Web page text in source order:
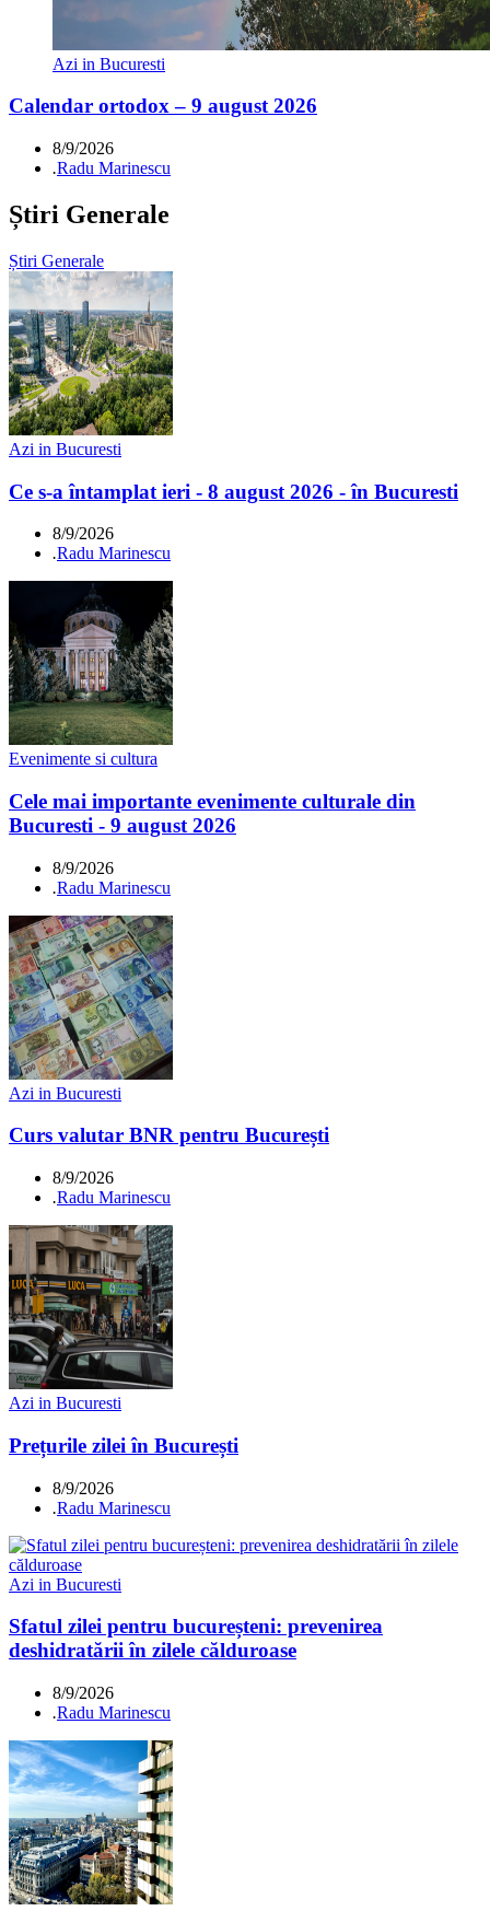
Azi in Bucuresti
Calendar ortodox – 9 august 2026
8/9/2026
.Radu Marinescu
Știri Generale
Știri Generale
Azi in Bucuresti
Ce s-a întamplat ieri - 8 august 2026 - în Bucuresti
8/9/2026
.Radu Marinescu
Evenimente si cultura
Cele mai importante evenimente culturale din
Bucuresti - 9 august 2026
8/9/2026
.Radu Marinescu
Azi in Bucuresti
Curs valutar BNR pentru București
8/9/2026
.Radu Marinescu
Azi in Bucuresti
Prețurile zilei în București
8/9/2026
.Radu Marinescu
Azi in Bucuresti
Sfatul zilei pentru bucureșteni: prevenirea
deshidratării în zilele călduroase
8/9/2026
.Radu Marinescu